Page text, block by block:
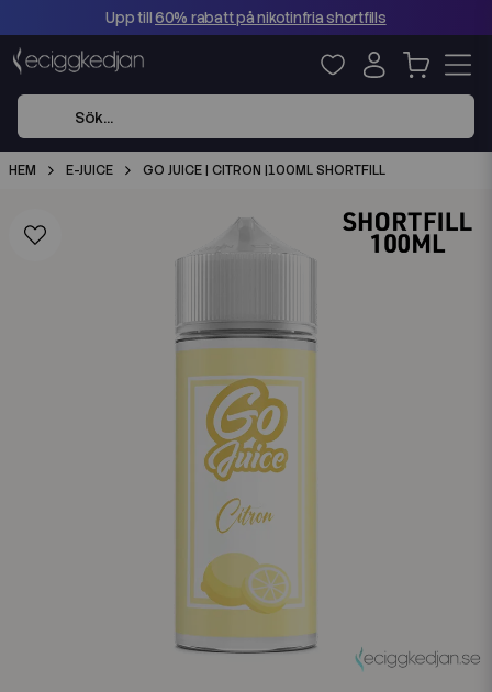
Upp till60% rabatt på nikotinfria shortfills
HEM E-JUICE GO JUICE | CITRON |100ML SHORTFILL